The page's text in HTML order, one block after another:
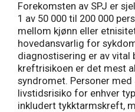
Forekomsten av SPJ er
1 av 50 000 til 200 000
mellom kjønn eller
hovedansvarlig for
diagnostisering er av vital
kreftrisikoen er det mest
syndromet. Personer med
livstidsrisiko for enhver
inkludert tykktarmskreft,